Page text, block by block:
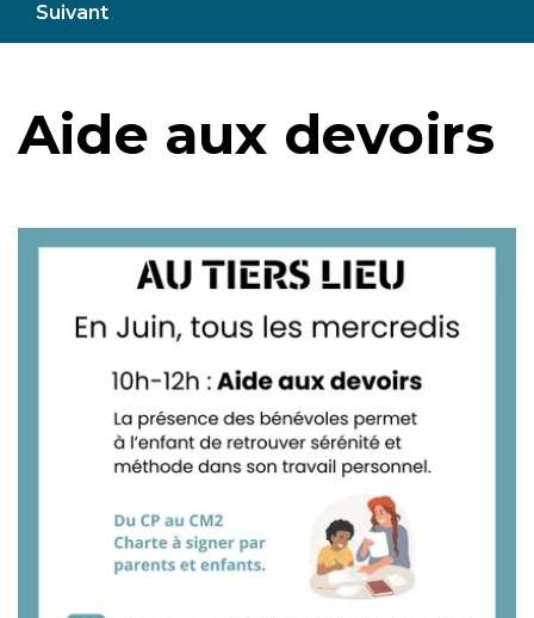
Suivant
Aide aux devoirs